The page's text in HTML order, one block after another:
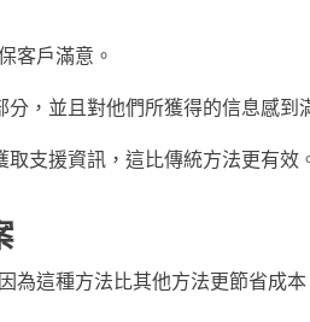
客戶滿意。
，並且對他們所獲得的信息感到
支援資訊，這比傳統方法更有效
為這種方法比其他方法更節省成